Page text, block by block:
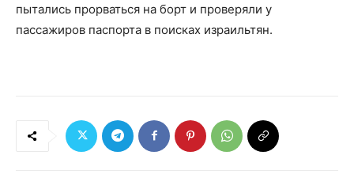
пытались прорваться на борт и проверяли у
пассажиров паспорта в поисках израильтян.